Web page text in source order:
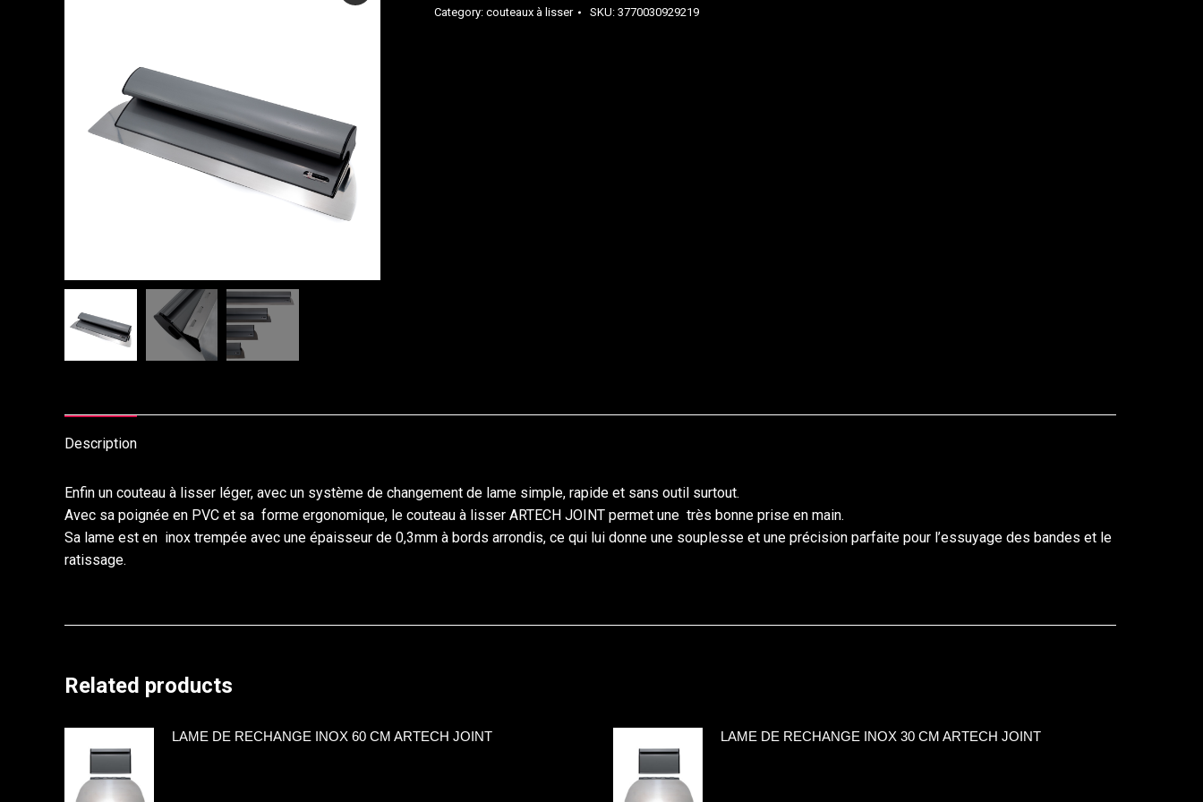
Category: couteaux à lisser SKU: 3770030929219
Description
Enfin un couteau à lisser léger, avec un système de changement de lame simple, rapide et sans outil surtout.
Avec sa poignée en PVC et sa forme ergonomique, le couteau à lisser ARTECH JOINT permet une très bonne prise en main.
Sa lame est en inox trempée avec une épaisseur de 0,3mm à bords arrondis, ce qui lui donne une souplesse et une précision parfaite pour l’essuyage des bandes et le
ratissage.
Related products
LAME DE RECHANGE INOX 60 CM ARTECH JOINT LAME DE RECHANGE INOX 30 CM ARTECH JOINT